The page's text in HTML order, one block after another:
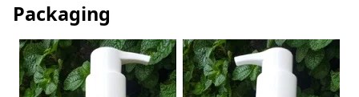
Packaging